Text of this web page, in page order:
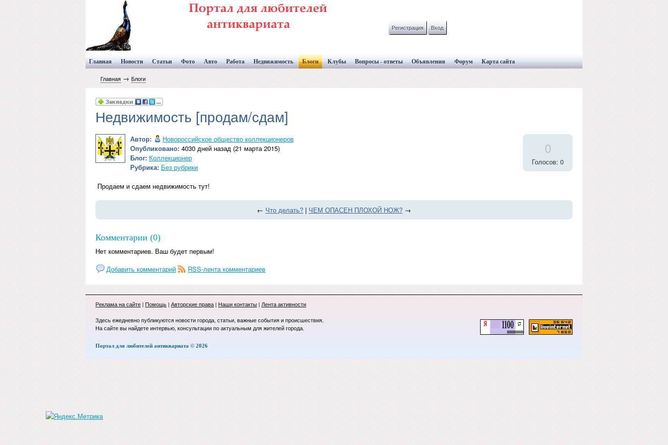
Регистрация Вход
Главная Новости Статьи Фото Авто Работа Недвижимость Блоги Клубы Вопросы - ответы Объявления Форум Карта сайта
Главная→ Блоги
Недвижимость [продам/сдам]
Автор:
Новороссийское общество коллекционеров
Опубликовано: 4030 дней назад (21 марта 2015)
Блог: Коллекционер
Рубрика: Без рубрики
0
Голосов: 0
Продаем и сдаем недвижимость тут!
← Что делать? | ЧЕМ ОПАСЕН ПЛОХОЙ НОЖ? →
Комментарии (0)
Нет комментариев. Ваш будет первым!
Добавить комментарий
RSS-лента комментариев
Реклама на сайте | Помощь | Авторские права | Наши контакты | Лента активности
Здесь ежедневно публикуются новости города, статьи, важные события и происшествия.
На сайте вы найдете интервью, консультации по актуальным для жителей города.
Портал для любителей антиквариата © 2026